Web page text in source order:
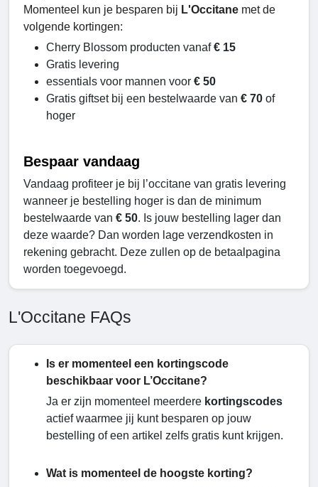
Momenteel kun je besparen bij L'Occitane met de
volgende kortingen:
Cherry Blossom producten vanaf€ 15
Gratis levering
essentials voor mannen voor € 50
Gratis giftset bij een bestelwaarde van € 70 of
hoger
Bespaar vandaag
Vandaag profiteer je bij l’occitane van gratis levering
wanneer je bestelling hoger is dan de minimum
bestelwaarde van € 50. Is jouw bestelling lager dan
deze waarde? Dan worden lage verzendkosten in
rekening gebracht. Deze zullen op de betaalpagina
worden toegevoegd.
L'Occitane FAQs
Is er momenteel een kortingscode
beschikbaar voor L’Occitane?
Ja er zijn momenteel meerdere kortingscodes
actief waarmee jij kunt besparen op jouw
bestelling of een artikel zelfs gratis kunt krijgen.
Wat is momenteel de hoogste korting?